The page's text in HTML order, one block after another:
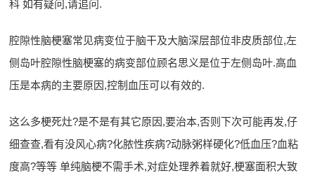
科 如有疑问,请追问.
腔隙性脑梗塞常见病变位于脑干及大脑深层部位非皮质部位,左
侧岛叶腔隙性脑梗塞的病变部位顾名思义是位于左侧岛叶.高血
压是本病的主要原因,控制血压可以有效的.
这么多梗死灶?是不是有其它原因,要治本,否则下次可能再发,仔
细查查,看有没风心病?化脓性疾病?动脉粥样硬化?低血压?血粘
度高?等等 单纯脑梗不需手术,对症处理养着就好,梗塞面积大致